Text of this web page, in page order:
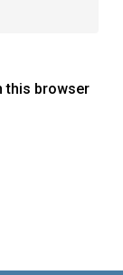
this browser